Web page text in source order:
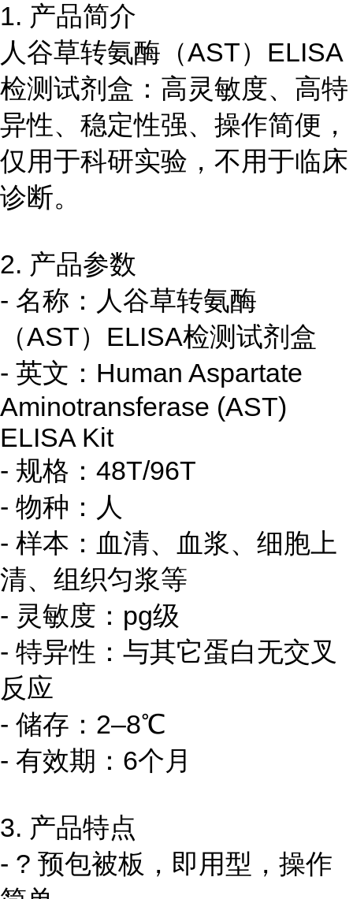
1. 产品简介
人谷草转氨酶（AST）ELISA
检测试剂盒：高灵敏度、高特
异性、稳定性强、操作简便，
仅用于科研实验，不用于临床
诊断。
2. 产品参数
- 名称：人谷草转氨酶
（AST）ELISA检测试剂盒
- 英文：Human Aspartate
Aminotransferase (AST)
ELISA Kit
- 规格：48T/96T
- 物种：人
- 样本：血清、血浆、细胞上
清、组织匀浆等
- 灵敏度：pg级
- 特异性：与其它蛋白无交叉
反应
- 储存：2–8℃
- 有效期：6个月
3. 产品特点
- ? 预包被板，即用型，操作